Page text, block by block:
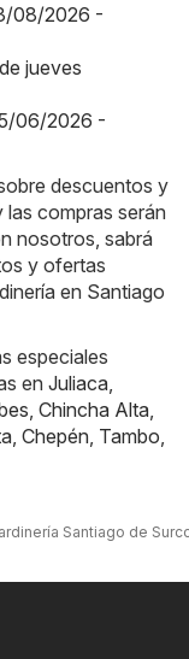
08/2026 -
jueves
06/2026 -
descuentos y
compras serán
nosotros, sabrá
y ofertas
en Santiago
especiales
en Juliaca
Chincha Alta
Chepén Tambo
Santiago de